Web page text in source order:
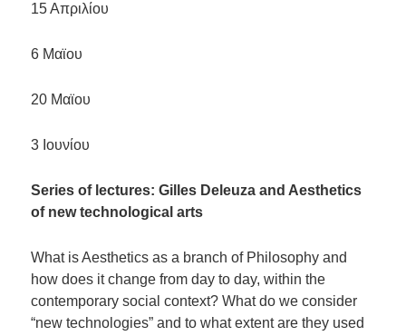
15 Απριλίου
6 Μαϊου
20 Μαϊου
3 Ιουνίου
Series of lectures: Gilles Deleuza and Aesthetics
of new technological arts
What is Aesthetics as a branch of Philosophy and
how does it change from day to day, within the
contemporary social context? What do we consider
“new technologies” and to what extent are they used